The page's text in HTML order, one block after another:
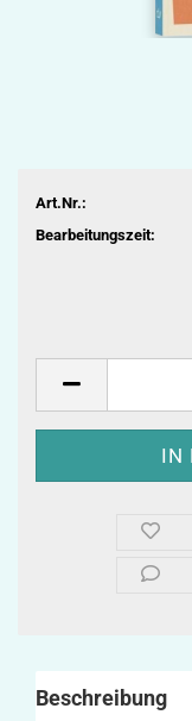
Art.Nr.:
Bearbeitungszeit:
Beschreibung